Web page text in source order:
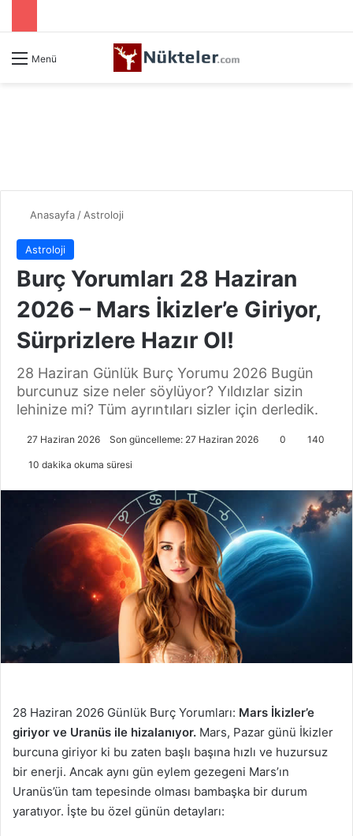
Menü
Anasayfa / Astroloji
Astroloji
Burç Yorumları 28 Haziran
2026 – Mars İkizler’e Giriyor,
Sürprizlere Hazır Ol!
28 Haziran Günlük Burç Yorumu 2026 Bugün
burcunuz size neler söylüyor? Yıldızlar sizin
lehinize mi? Tüm ayrıntıları sizler için derledik.
27 Haziran 2026 Son güncelleme: 27 Haziran 2026 0 140
10 dakika okuma süresi
28 Haziran 2026 Günlük Burç Yorumları: Mars İkizler’e
giriyor ve Uranüs ile hizalanıyor. Mars, Pazar günü İkizler
burcuna giriyor ki bu zaten başlı başına hızlı ve huzursuz
bir enerji. Ancak aynı gün eylem gezegeni Mars’ın
Uranüs’ün tam tepesinde olması bambaşka bir durum
yaratıyor. İşte bu özel günün detayları: